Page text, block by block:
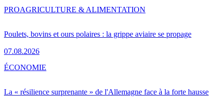
Poulets, bovins et ours polaires : la grippe aviaire se propage
07.08.2026
PROAGRICULTURE & ALIMENTATION
La « résilience surprenante » de l'Allemagne face à la forte hausse
ÉCONOMIE